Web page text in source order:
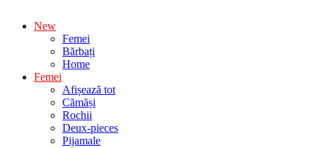
New
Femei
Bărbați
Home
Femei
Afișează tot
Cămăși
Rochii
Deux-pieces
Pijamale